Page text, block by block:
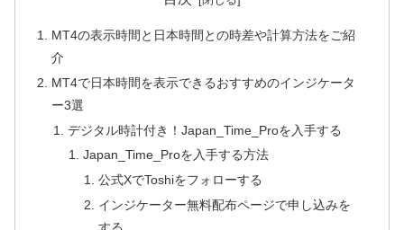
MT4の表示時間と日本時間との時差や計算方法をご紹
介
MT4で日本時間を表示できるおすすめのインジケータ
ー3選
デジタル時計付き！Japan_Time_Proを入手する
Japan_Time_Proを入手する方法
公式XでToshiをフォローする
インジケーター無料配布ページで申し込みを